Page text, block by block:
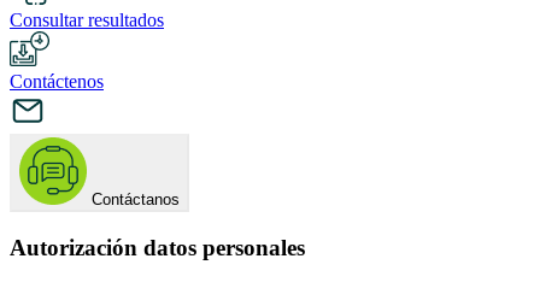
Consultar resultados
Contáctenos
Contáctanos
Autorización datos personales